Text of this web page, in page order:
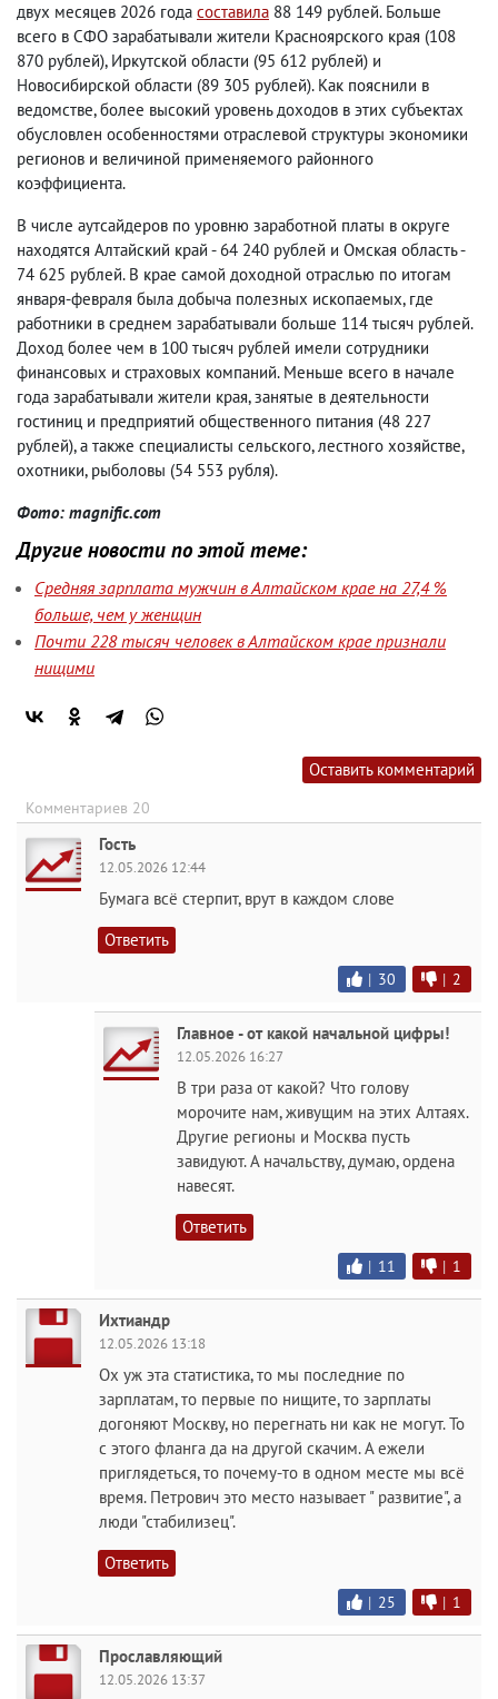
двух месяцев 2026 года составила 88 149 рублей. Больше
всего в СФО зарабатывали жители Красноярского края (108
870 рублей), Иркутской области (95 612 рублей) и
Новосибирской области (89 305 рублей). Как пояснили в
ведомстве, более высокий уровень доходов в этих субъектах
обусловлен особенностями отраслевой структуры экономики
регионов и величиной применяемого районного
коэффициента.
В числе аутсайдеров по уровню заработной платы в округе
находятся Алтайский край - 64 240 рублей и Омская область -
74 625 рублей. В крае самой доходной отраслью по итогам
января-февраля была добыча полезных ископаемых, где
работники в среднем зарабатывали больше 114 тысяч рублей.
Доход более чем в 100 тысяч рублей имели сотрудники
финансовых и страховых компаний. Меньше всего в начале
года зарабатывали жители края, занятые в деятельности
гостиниц и предприятий общественного питания (48 227
рублей), а также специалисты сельского, лестного хозяйстве,
охотники, рыболовы (54 553 рубля).
Фото: magnific.com
Другие новости по этой теме:
Средняя зарплата мужчин в Алтайском крае на 27,4 %
больше, чем у женщин
Почти 228 тысяч человек в Алтайском крае признали
нищими
Оставить комментарий
Комментариев 20
Гость
12.05.2026 12:44
Бумага всё стерпит, врут в каждом слове
Ответить
| 30 | 2
Главное - от какой начальной цифры!
12.05.2026 16:27
В три раза от какой? Что голову
морочите нам, живущим на этих Алтаях.
Другие регионы и Москва пусть
завидуют. А начальству, думаю, ордена
навесят.
Ответить
| 11 | 1
Ихтиандр
12.05.2026 13:18
Ох уж эта статистика, то мы последние по
зарплатам, то первые по нищите, то зарплаты
догоняют Москву, но перегнать ни как не могут. То
с этого фланга да на другой скачим. А ежели
приглядеться, то почему-то в одном месте мы всё
время. Петрович это место называет " развитие", а
люди "стабилизец".
Ответить
| 25 | 1
Прославляющий
12.05.2026 13:37